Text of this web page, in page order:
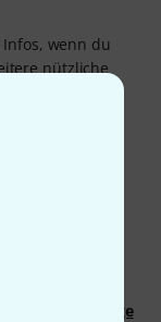
wenn du
nützliche
großen
unsere
Rat und Tat
per E-Mail
Chat. Oder
unsere
30 Tage